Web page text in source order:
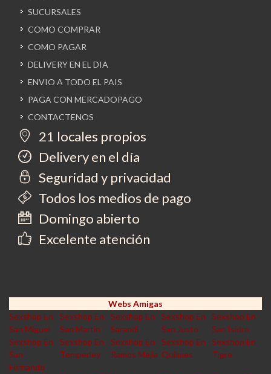
SUCURSALES
COMO COMPRAR
COMO PAGAR
DELIVERY EN EL DIA
ENVIO A TODO EL PAIS
PAGA CON MERCADOPAGO
CONTACTENOS
21 locales propios
Delivery en el día
Seguridad y privacidad
Todos los medios de pago
Domingo abierto
Excelente atención
Webs Amigas
Sexshop En
San Miguel
Sexshop En
San Martin
Sexshop En
Sarandi
Sexshop En
San Justo
Sexshop En
San Isidro
Sexshop En
San
Fernando
Sexshop En
Temperley
Sexshop En
Ramos Mejia
Sexshop En
Quilmes
Sexshop En
Tigre